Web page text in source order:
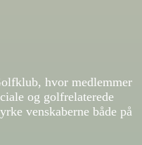
hvor medlemmer
og golfrelaterede
venskaberne både på